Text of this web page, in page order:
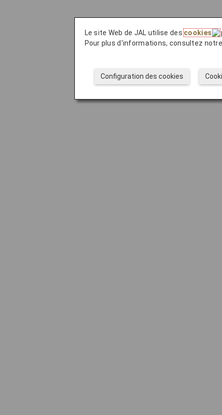
Le site Web de JAL utilise descookies
Pour plus d'informations, consultez
Configuration des cookies